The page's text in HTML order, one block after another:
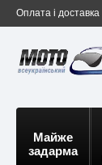
Оплата і доставка
Майже
задарма